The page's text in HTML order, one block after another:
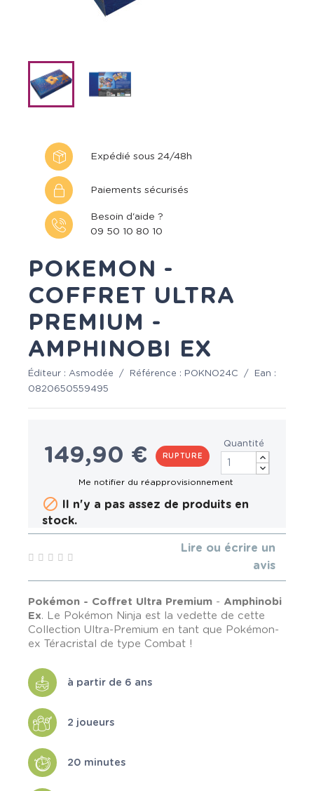
Expédié sous 24/48h
Paiements sécurisés
Besoin d'aide ?
09 50 10 80 10
POKEMON -
COFFRET ULTRA
PREMIUM -
AMPHINOBI EX
Éditeur : Asmodée / Référence : POKNO24C /
Ean :
0820650559495
149,90 € RUPTURE
Quantité
 Il n'y a pas assez de produits en
stock.
Lire ou écrire un
avis
Pokémon - Coffret Ultra Premium - Amphinobi
Ex. Le Pokémon Ninja est la vedette de cette
Collection Ultra-Premium en tant que Pokémon-
ex Téracristal de type Combat !
à partir de 6 ans
2 joueurs
20 minutes